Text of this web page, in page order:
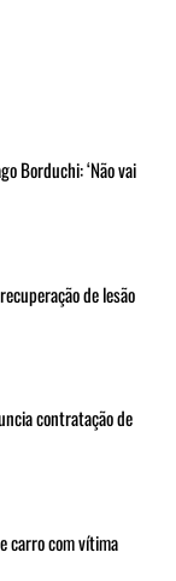
Borduchi: ‘Não vai
de lesão
contratação de
carro com vítima